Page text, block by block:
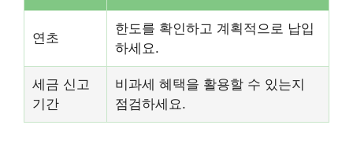
연초
한도를 확인하고 계획적으로 납입
하세요.
세금 신고
기간
비과세 혜택을 활용할 수 있는지
점검하세요.